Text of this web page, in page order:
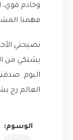
وخادم قوي،
فهمنا
نصيحتي
اليوم.
العالم رح
الوسوم: